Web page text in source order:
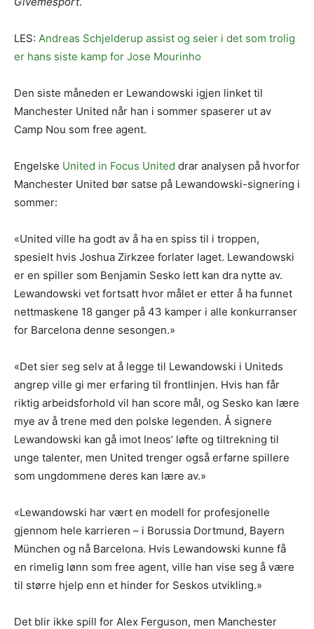
LES: Andreas Schjelderup assist og seier i det som trolig
er hans siste kamp for Jose Mourinho
Den siste måneden er Lewandowski igjen linket til
Manchester United når han i sommer spaserer ut av
Camp Nou som free agent.
Engelske United in Focus United drar analysen på hvorfor
Manchester United bør satse på Lewandowski-signering i
sommer:
«United ville ha godt av å ha en spiss til i troppen,
spesielt hvis Joshua Zirkzee forlater laget. Lewandowski
er en spiller som Benjamin Sesko lett kan dra nytte av.
Lewandowski vet fortsatt hvor målet er etter å ha funnet
nettmaskene 18 ganger på 43 kamper i alle konkurranser
for Barcelona denne sesongen.»
«Det sier seg selv at å legge til Lewandowski i Uniteds
angrep ville gi mer erfaring til frontlinjen. Hvis han får
riktig arbeidsforhold vil han score mål, og Sesko kan lære
mye av å trene med den polske legenden. Å signere
Lewandowski kan gå imot Ineos’ løfte og tiltrekning til
unge talenter, men United trenger også erfarne spillere
som ungdommene deres kan lære av.»
«Lewandowski har vært en modell for profesjonelle
gjennom hele karrieren – i Borussia Dortmund, Bayern
München og nå Barcelona. Hvis Lewandowski kunne få
en rimelig lønn som free agent, ville han vise seg å være
til større hjelp enn et hinder for Seskos utvikling.»
Det blir ikke spill for Alex Ferguson, men Manchester